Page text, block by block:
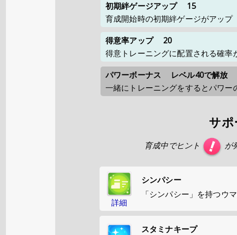
初期絆ゲージアップ
15
育成開始時の初期絆ゲージがアップ
得意率アップ
20
得意トレーニングに配置される確率
パワーボーナス
レベル40で解放
一緒にトレーニングをするとパワー
サポ
育成中でヒント が
詳細
シンパシー
「シンパシー」を持つウ
スタミナキープ